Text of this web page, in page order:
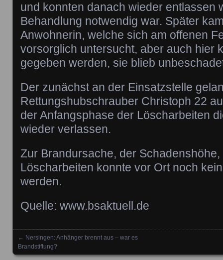
und konnten danach wieder entlassen
Behandlung notwendig war. Später
Anwohnerin, welche sich am offenen
vorsorglich untersucht, aber auch hier
gegeben werden, sie blieb
Der zunächst an der Einsatzstelle
Rettungshubschrauber Christoph 22
der Anfangsphase der Löscharbeiten
wieder verlassen.
Zur Brandursache, der
Löscharbeiten konnte vor Ort noch
werden.
Quelle: www.bsaktuell.de
Posts navigation
← Nersingen: Anhänger brennt aus – war es
Brandstiftung?